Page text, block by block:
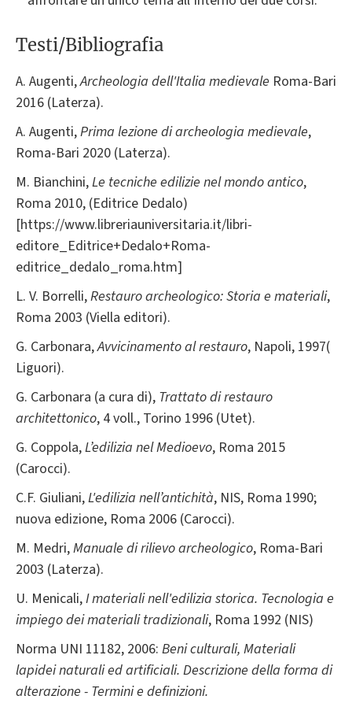
Testi/Bibliografia
A. Augenti,Archeologia dell'Italia medievale Roma-Bari
2016 (Laterza).
A. Augenti,Prima lezione di archeologia medievale,
Roma-Bari 2020 (Laterza).
M. Bianchini,Le tecniche edilizie nel mondo antico,
Roma 2010, (Editrice Dedalo)
[https://www.libreriauniversitaria.it/libri-
editore_Editrice+Dedalo+Roma-
editrice_dedalo_roma.htm]
L. V. Borrelli,Restauro archeologico: Storia e materiali,
Roma 2003 (Viella editori).
G. Carbonara,Avvicinamento al restauro, Napoli, 1997(
Liguori).
G. Carbonara (a cura di), Trattato di restauro
architettonico, 4 voll., Torino 1996 (Utet).
G. Coppola,L’edilizia nel Medioevo, Roma 2015
(Carocci).
C.F. Giuliani,L'edilizia nell’antichità, NIS, Roma 1990;
nuova edizione, Roma 2006 (Carocci).
M. Medri,Manuale di rilievo archeologico, Roma-Bari
2003 (Laterza).
U. Menicali,I materiali nell'edilizia storica. Tecnologia e
impiego dei materiali tradizionali, Roma 1992 (NIS)
Norma UNI 11182, 2006: Beni culturali, Materiali
lapidei naturali ed artificiali. Descrizione della forma di
alterazione - Termini e definizioni.